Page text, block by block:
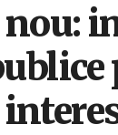
nou: